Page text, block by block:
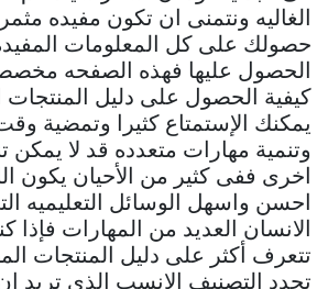
الغاليه ونتمنى ان تكون مفيده
حصولك على كل المعلومات
الحصول عليها فهذه الصفحه
كيفية الحصول على دليل المنتجات
يمكنك الإستمتاع كثيرا وتمضية وقت
وتنمية مهارات متعدده قد لا يمكن
اخرى ففى كثير من الأحيان يكون
احسن واسهل الوسائل التعليميه
الانسان العديد من المهارات فإذا
تتعرف أكثر على دليل المنتجات
تحدد التصنيف الانسب الذي تريد ان